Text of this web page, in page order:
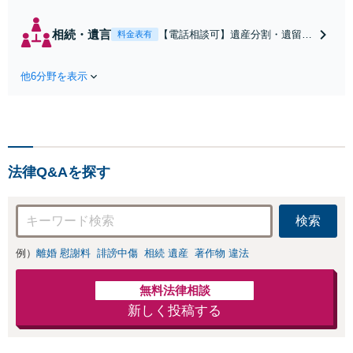
離婚に関するご相
相続・遺言 料金表有
【電話相談可】遺産分割・遺留
ぞお電話ください。
他6分野を表示
法律Q&Aを探す
検索
例） 離婚 慰謝料 誹謗中傷 相続 遺産 著作物 違法
無料法律相談
新しく投稿する